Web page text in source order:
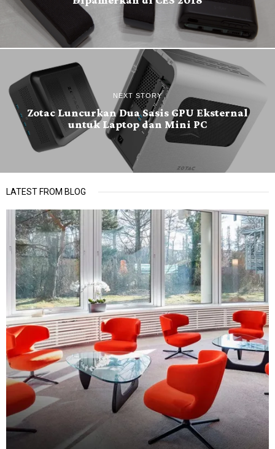
NEXT STORY
Zotac Luncurkan Dua Sasis GPU Eksternal
untuk Laptop dan Mini PC
LATEST FROM BLOG